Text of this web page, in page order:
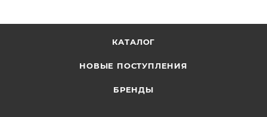
КАТАЛОГ
НОВЫЕ ПОСТУПЛЕНИЯ
БРЕНДЫ